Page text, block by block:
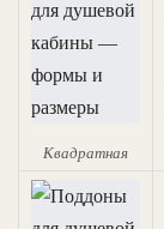
Квадратная